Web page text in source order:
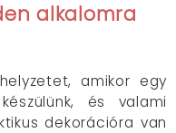
alkalomra
amikor egy
és valami
dekorációra van